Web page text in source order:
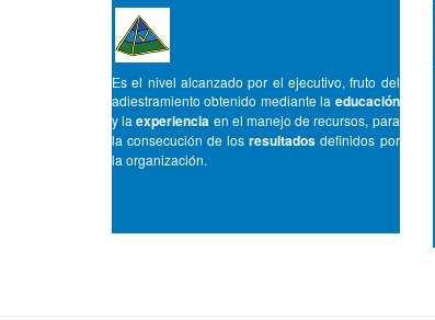
Es el nivel alcanzado por el ejecutivo, fruto del
adiestramiento obtenido mediante la educación
y laexperiencia en el manejo de recursos, para
la consecución de losresultados definidos por
la organización.